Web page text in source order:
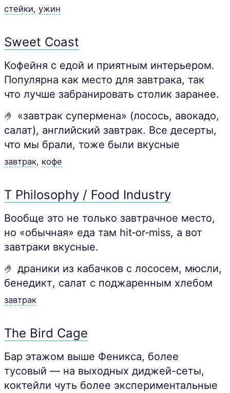
стейки, ужин
Sweet Coast
Кофейня с едой и приятным интерьером.
Популярна как место для завтрака, так
что лучше забранировать столик заранее.
🤌 «завтрак супермена» (лосось, авокадо,
салат), английский завтрак. Все десерты,
что мы брали, тоже были вкусные
завтрак, кофе
T Philosophy / Food Industry
Вообще это не только завтрачное место,
но «обычная» еда там hit‑or‑miss, а вот
завтраки вкусные.
🤌 драники из кабачков с лососем, мюсли,
бенедикт, салат с поджаренным хлебом
завтрак
The Bird Cage
Бар этажом выше Феникса, более
тусовый — на выходных диджей-сеты,
коктейли чуть более экспериментальные